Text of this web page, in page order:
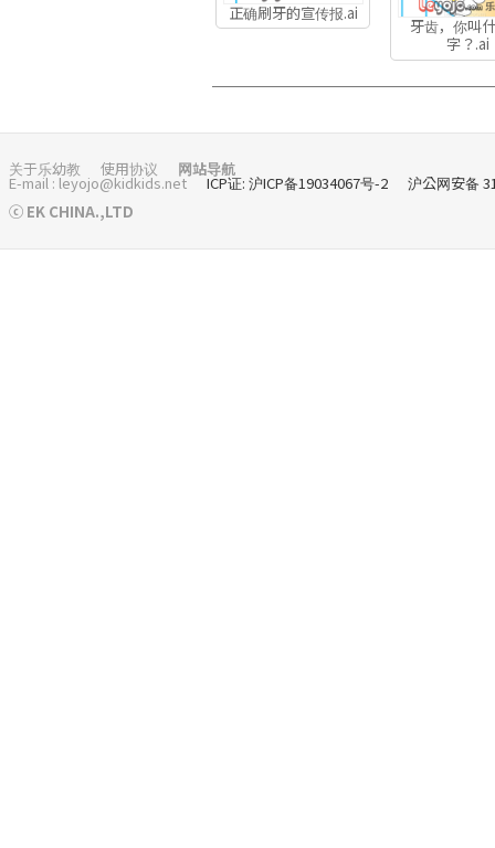
正确刷牙的宣传报.ai
牙齿，你叫
字？.ai
关于乐幼教 使用协议 网站导航
E-mail : leyojo@kidkids.net ICP证: 沪ICP备19034067号-2
沪公网安备
ⓒ EK CHINA.,LTD